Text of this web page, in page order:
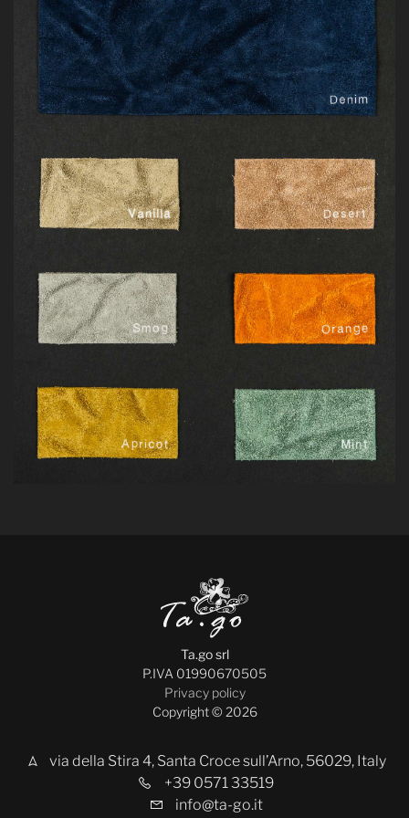
Ta.go srl
P.IVA 01990670505
Privacy policy
Copyright © 2026
via della Stira 4, Santa Croce sull’Arno, 56029, Italy
+39 0571 33519
info@ta-go.it